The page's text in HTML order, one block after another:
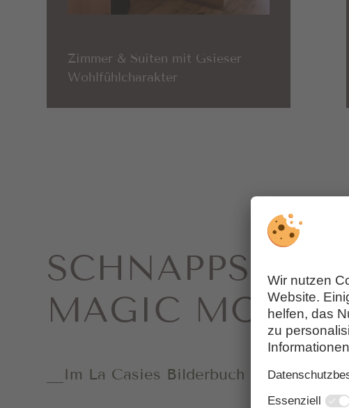
Zimmer & Suiten mit Gsieser
Wohlfühlcharakter
MAGIC
Im La Casies Bilderbuch stöbern